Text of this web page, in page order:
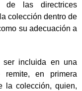
de las directrices
colección dentro de
su adecuación a
incluida en una
remite, en primera
la colección, quien,